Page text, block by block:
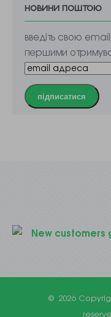
новини поштою
введіть свою
першими
підписатися
© 2026